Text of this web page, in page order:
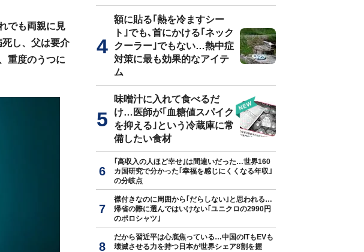
でも両親に見
し、父は要介
重度のうつに
額に貼る｢熱を冷ますシー
ト｣でも､首にかける｢ネック
クーラー｣でもない…熱中症
対策に最も効果的なアイテ
ム
味噌汁に入れて食べるだ
け…医師が｢血糖値スパイク
を抑える｣という冷蔵庫に常
備したい食材
｢高収入の人ほど幸せ｣は間違いだった…世界160
カ国研究で分かった｢幸福を感じにくくなる年収｣
の分岐点
襟付きなのに周囲から｢だらしない｣と思われる…
帰省の際に選んではいけない｢ユニクロの2990円
のポロシャツ｣
だから習近平は心底焦っている…中国のITもEVも
壊滅させる力を持つ日本が世界シェア8割を握